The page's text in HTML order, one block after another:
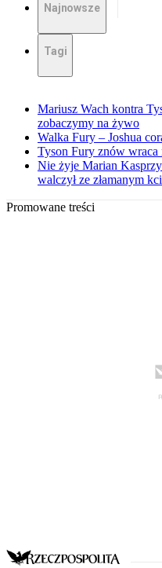
Najnowsze
Tagi
Mariusz Wach kontra
zobaczymy na żywo
Walka Fury – Joshua
Tyson Fury znów
Nie żyje Marian
walczył ze złamanym
Promowane treści